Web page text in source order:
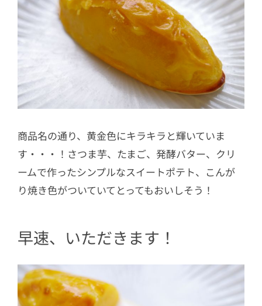
商品名の通り、黄金色にキラキラと輝いていま
す・・・！さつま芋、たまご、発酵バター、クリ
ームで作ったシンプルなスイートポテト、こんが
り焼き色がついていてとってもおいしそう！
早速、いただきます！